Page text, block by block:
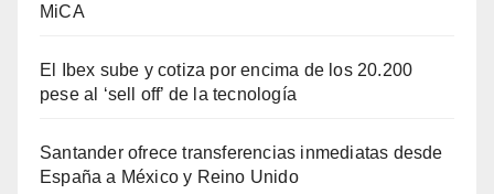
MiCA
El Ibex sube y cotiza por encima de los 20.200
pese al ‘sell off’ de la tecnología
Santander ofrece transferencias inmediatas desde
España a México y Reino Unido